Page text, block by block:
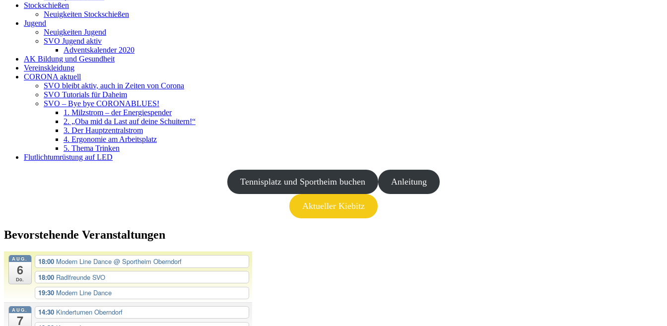
Stockschießen
Neuigkeiten Stockschießen
Jugend
Neuigkeiten Jugend
SVO Jugend aktiv
Adventskalender 2020
AK Bildung und Gesundheit
Vereinskleidung
CORONA aktuell
SVO bleibt aktiv, auch in Zeiten von Corona
SVO Tutorials für Daheim
SVO – Bye bye CORONABLUES!
1. Milzstrom – der Energiespender
2. „Oba mid da Last auf deine Schuitern!“
3. Der Hauptzentralstrom
4. Ergonomie am Arbeitsplatz
5. Thema Trinken
Flutlichtumrüstung auf LED
Tennisplatz und Sportheim buchen Anleitung
Aktueller Kiebitz
Bevorstehende Veranstaltungen
AUG.
6
Do.
18:00 Modern Line Dance @ Sportheim Oberndorf
18:00 Radlfreunde SVO
19:30 Modern Line Dance
AUG.
7
14:30 Kinderturnen Oberndorf